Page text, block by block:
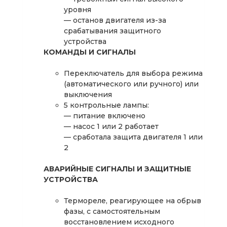
уровня
— останов двигателя из-за
срабатывания защитного
устройства
КОМАНДЫ И СИГНАЛЫ
Переключатель для выбора режима
(автоматического или ручного) или
выключения
5 контрольные лампы:
— питание включено
— насос 1 или 2 работает
— сработала защита двигателя 1 или
2
АВАРИЙНЫЕ СИГНАЛЫ И ЗАЩИТНЫЕ
УСТРОЙСТВА
Термореле, реагирующее на обрыв
фазы, с самостоятельным
восстановлением исходного